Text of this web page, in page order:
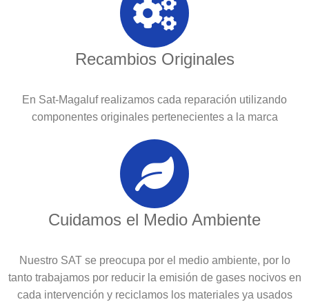
Recambios Originales
En Sat-Magaluf realizamos cada reparación utilizando
componentes originales pertenecientes a la marca
Cuidamos el Medio Ambiente
Nuestro SAT se preocupa por el medio ambiente, por lo
tanto trabajamos por reducir la emisión de gases nocivos en
cada intervención y reciclamos los materiales ya usados